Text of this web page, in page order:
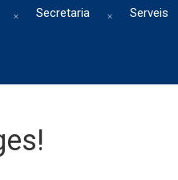
Secretaria Serveis